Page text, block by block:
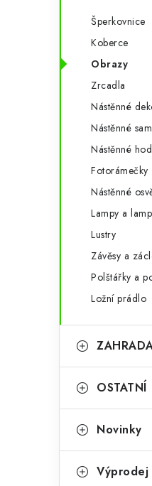
Šperkovnice
Koberce
Obrazy
Zrcadla
Nástěnné
Nástěnné
Nástěnné
Fotorámečky
Nástěnné
Lampy a
Lustry
Závěsy a
Polštářky a
Ložní prádlo
OSTATNÍ
Novinky
Výprodej